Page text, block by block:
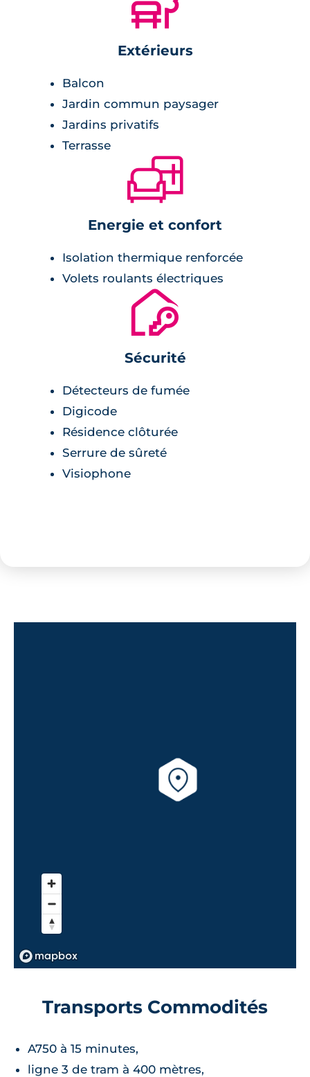
Sécurité
La résidence est entièrement clôturée et
sécurisée. Son accès se fait par le biais d'un
badge d'accès ou d'un digicode. Les halls
d'entrée de chaque bâtiment sont accessibles
par un badge. De même, un parking est
garer votre véhicule personnel en toute
sécurité.
Environnement
pharmacie à proximité,
cabinet médical,
Parc de la Guirlande,
château de la Piscine.
Extérieurs
Balcon
Jardin commun paysager
Jardins privatifs
Terrasse
🛋
Energie et confort
Isolation thermique renforcée
Volets roulants électriques
🔐
Sécurité
Détecteurs de fumée
Digicode
Résidence clôturée
Serrure de sûreté
Visiophone
Transports Commodités
A750 à 15 minutes,
ligne 3 de tram à 400 mètres,